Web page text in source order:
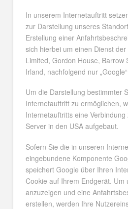
In unserem Internetauftritt
zur Darstellung unseres
Erstellung einer
sich hierbei um einen Dienst
Limited, Gordon House, Barrow
Irland, nachfolgend nur
Um die Darstellung bestimmter
Internetauftritt zu ermöglichen,
Internetauftritts eine
Server in den USA aufgebaut.
Sofern Sie die in unseren
eingebundene Komponente
speichert Google über Ihren
Cookie auf Ihrem Endgerät. Um
anzuzeigen und eine
erstellen, werden Ihre